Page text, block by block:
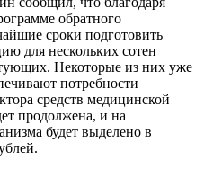
обратного
сроки подготовить
для нескольких сотен
Некоторые из них уже
потребности
средств медицинской
продолжена, и на
будет выделено в